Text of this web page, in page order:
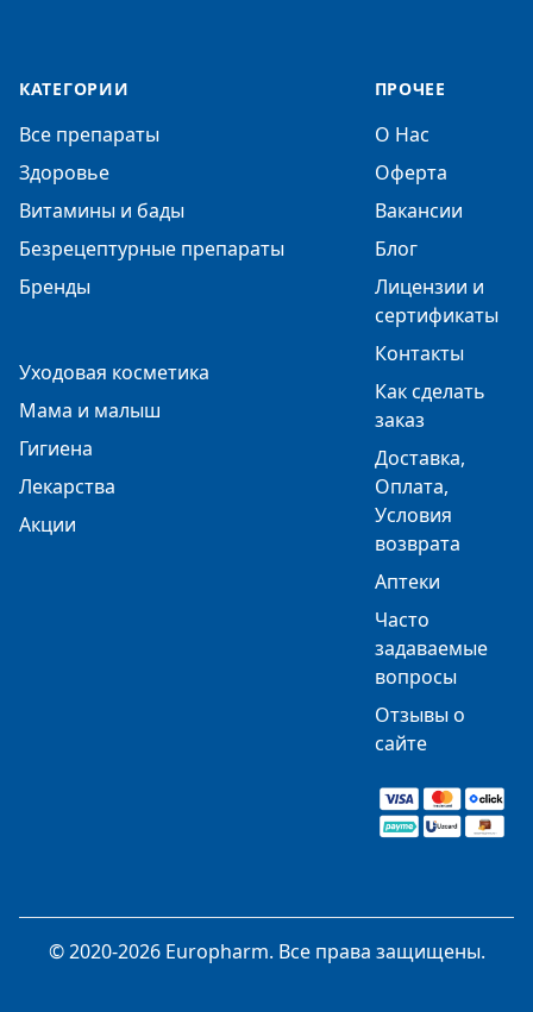
КАТЕГОРИИ
Все препараты
Здоровье
Витамины и бады
Безрецептурные препараты
Бренды
Уходовая косметика
Мама и малыш
Гигиена
Лекарства
Акции
ПРОЧЕЕ
О Нас
Оферта
Вакансии
Блог
Лицензии и
сертификаты
Контакты
Как сделать
заказ
Доставка,
Оплата,
Условия
возврата
Аптеки
Часто
задаваемые
вопросы
Отзывы о
сайте
© 2020-2026 Europharm. Все права защищены.